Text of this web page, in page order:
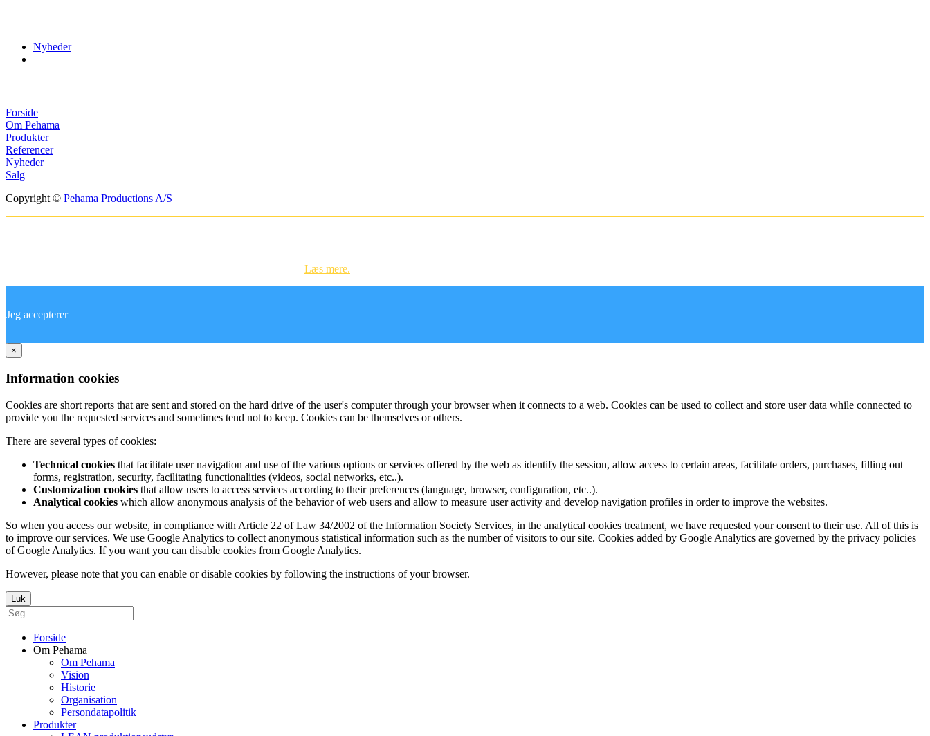
Nyheder
Forside
Om Pehama
Produkter
Referencer
Nyheder
Salg
Copyright © Pehama Productions A/S
Læs mere.
Jeg accepterer
×
Information cookies
Cookies are short reports that are sent and stored on the hard drive of the user's computer through your browser when it connects to a web. Cookies can be used to collect and store user data while connected to
provide you the requested services and sometimes tend not to keep. Cookies can be themselves or others.
There are several types of cookies:
Technical cookies that facilitate user navigation and use of the various options or services offered by the web as identify the session, allow access to certain areas, facilitate orders, purchases, filling out
forms, registration, security, facilitating functionalities (videos, social networks, etc..).
Customization cookies that allow users to access services according to their preferences (language, browser, configuration, etc..).
Analytical cookies which allow anonymous analysis of the behavior of web users and allow to measure user activity and develop navigation profiles in order to improve the websites.
So when you access our website, in compliance with Article 22 of Law 34/2002 of the Information Society Services, in the analytical cookies treatment, we have requested your consent to their use. All of this is
to improve our services. We use Google Analytics to collect anonymous statistical information such as the number of visitors to our site. Cookies added by Google Analytics are governed by the privacy policies
of Google Analytics. If you want you can disable cookies from Google Analytics.
However, please note that you can enable or disable cookies by following the instructions of your browser.
Luk
Forside
Om Pehama
Om Pehama
Vision
Historie
Organisation
Persondatapolitik
Produkter